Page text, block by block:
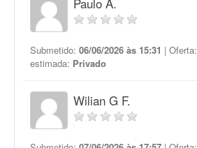
Submetido: 06/06/2026 às 15:31 | Oferta:
estimada: Privado
Wilian G F.